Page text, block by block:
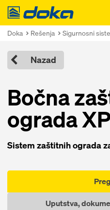
Doka
Doka Rešenja Sigurnosni
Nazad
Bočna
ograda XP
Sistem zaštitnih ograda
Uputstva,